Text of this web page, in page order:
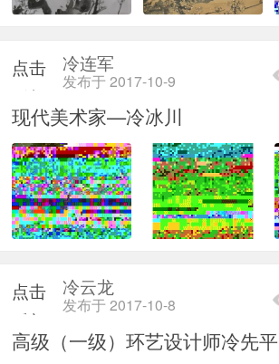
点击
重新
加载
冷连军
发布于 2017-10-9
现代美术家—冷冰川
点击
重新
加载
冷云龙
发布于 2017-10-8
高级（一级）环艺设计师冷先平